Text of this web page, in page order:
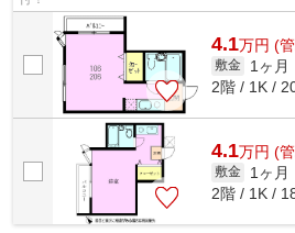
4.1万円 (
敷金 1ヶ月
2階 / 1K /
4.1万円 (
敷金 1ヶ月
2階 / 1K /